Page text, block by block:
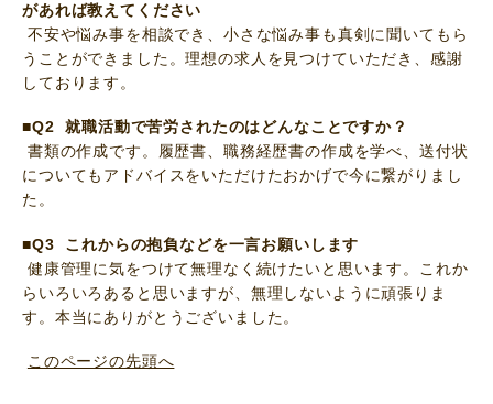
があれば教えてください
不安や悩み事を相談でき、小さな悩み事も真剣に聞いてもら
うことができました。理想の求人を見つけていただき、感謝
しております。
■Q2 就職活動で苦労されたのはどんなことですか？
書類の作成です。履歴書、職務経歴書の作成を学べ、送付状
についてもアドバイスをいただけたおかげで今に繋がりまし
た。
■Q3 これからの抱負などを一言お願いします
健康管理に気をつけて無理なく続けたいと思います。これか
らいろいろあると思いますが、無理しないように頑張りま
す。本当にありがとうございました。
このページの先頭へ